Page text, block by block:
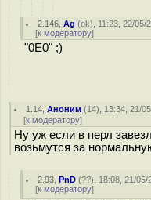
2.146 ,Ag (ok), 11:23, 22/05/
[к модератору]
"0E0" ;)
1.14 ,Аноним (14), 13:34, 21/
[к модератору]
Ну уж если в перл
возьмутся за
2.93 ,PnD (??), 18:08, 21/05/
[к модератору]